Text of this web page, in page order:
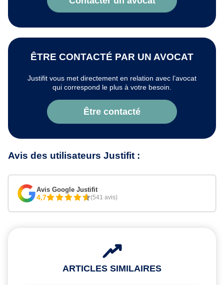
ÊTRE CONTACTÉ PAR UN AVOCAT
Justifit vous met directement en relation avec l’avocat
qui correspond le plus à votre besoin.
Être contacté
Avis des utilisateurs Justifit :
Avis Google Justifit
4,7 (541 avis)
ARTICLES SIMILAIRES